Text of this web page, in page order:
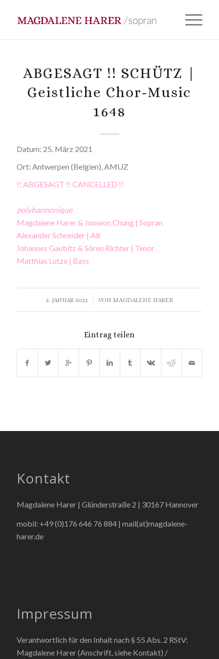
ABGESAGT !! SCHÜTZ |
Geistliche Chor-Music
1648
Datum: 25. März 2021
Ort: Antwerpen (Belgien), AMUZ
!! ABGESAGT !! CANCELLED !!
polyharmonique
Magdalene Harer & Joowon Chung | Sopran
Alexander Schneider | Alt
Johannes Gaubitz & Sören Richter | Tenor
Matthias Lutze | Bass
2. JANUAR 2021
/ VON MAGDALENE HARER
Eintrag teilen
Kontakt
Magdalene Harer | Glünderstraße 2 | 30167 Hannover
mobil: +49 (0)176 646 76 884 | mail(at)magdalene-
harer.de
Impressum
Verantwortlich für den Inhalt nach § 55 Abs. 2 RStV:
Magdalene Harer (Anschrift, siehe Kontakt) /